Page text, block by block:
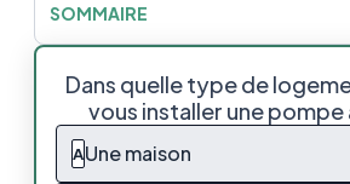
Dans quelle type de
vous installer une pompe
AUne maison
SOMMAIRE
financer votre pompe à chaleur
Quelles sont les conditions
des CEE avec sa pompe à